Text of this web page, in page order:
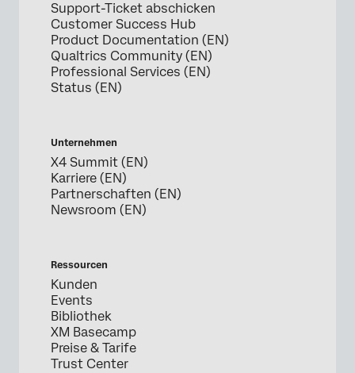
Support-Ticket abschicken
Customer Success Hub
Product Documentation (EN)
Qualtrics Community (EN)
Professional Services (EN)
Status (EN)
Unternehmen
X4 Summit (EN)
Karriere (EN)
Partnerschaften (EN)
Newsroom (EN)
Ressourcen
Kunden
Events
Bibliothek
XM Basecamp
Preise & Tarife
Trust Center